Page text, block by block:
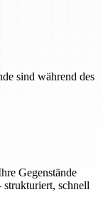
sind während des
Gegenstände
schnell